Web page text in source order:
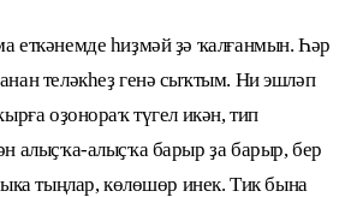
еткәнемде һиҙмәй ҙә ҡалғанмын. Һәр
теләкһеҙ генә сыҡтым. Ни эшләп
оҙонораҡ түгел икән, тип
алыҫҡа-алыҫҡа барыр ҙа барыр, бер
тыңлар, көлөшөр инек. Тик бына